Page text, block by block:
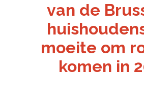
van de
moeite om
komen in